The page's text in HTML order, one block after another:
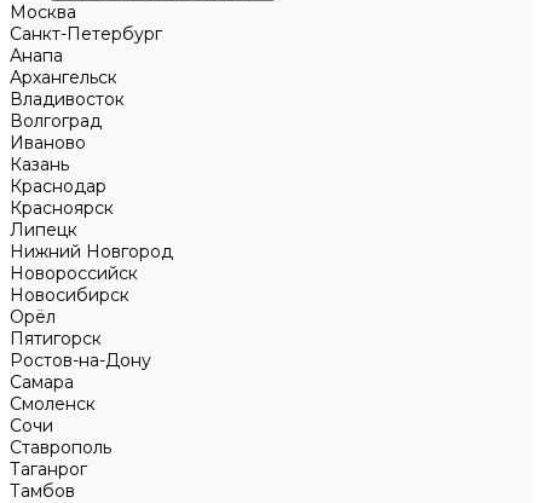
Москва
Санкт-Петербург
Анапа
Архангельск
Владивосток
Волгоград
Иваново
Казань
Краснодар
Красноярск
Липецк
Нижний Новгород
Новороссийск
Новосибирск
Орёл
Пятигорск
Ростов-на-Дону
Самара
Смоленск
Сочи
Ставрополь
Таганрог
Тамбов